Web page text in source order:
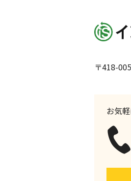
〒418-
お気